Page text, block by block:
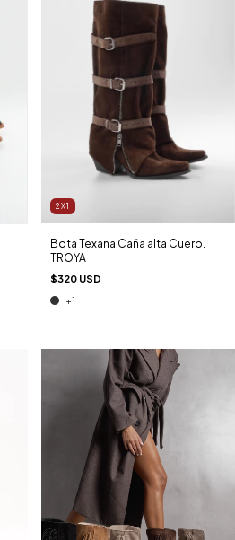
2X1
Bota Texana Caña alta Cuero.
TROYA
$320 USD
+1